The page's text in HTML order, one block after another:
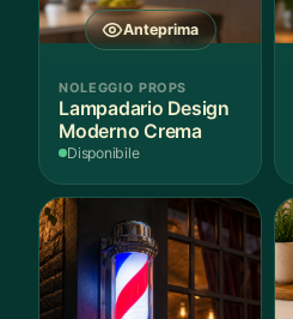
Anteprima
NOLEGGIO PROPS
Lampadario Design
Moderno Crema
Disponibile